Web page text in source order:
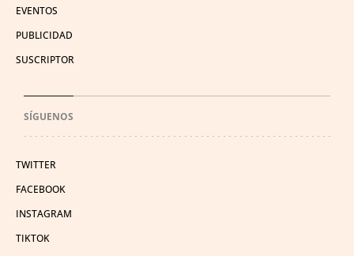
EVENTOS
PUBLICIDAD
SUSCRIPTOR
SÍGUENOS
TWITTER
FACEBOOK
INSTAGRAM
TIKTOK